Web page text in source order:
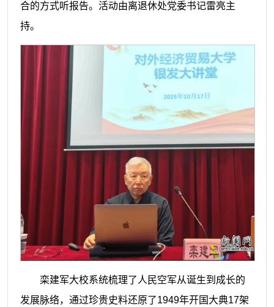
合的方式听报告。活动由离退休处党委书记雷亮主
持。
栾建军大校系统梳理了人民空军从诞生到成长的
发展脉络，通过珍贵史料还原了1949年开国大典17架